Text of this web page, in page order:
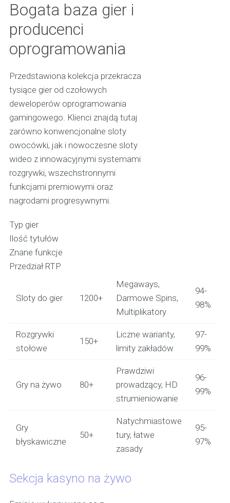
Bogata baza gier i
producenci
oprogramowania
Przedstawiona kolekcja przekracza
tysiące gier od czołowych
deweloperów oprogramowania
gamingowego. Klienci znajdą tutaj
zarówno konwencjonalne sloty
owocówki, jak i nowoczesne sloty
wideo z innowacyjnymi systemami
rozgrywki, wszechstronnymi
funkcjami premiowymi oraz
nagrodami progresywnymi.
Typ gier
Ilość tytułów
Znane funkcje
Przedział RTP
Sloty do gier 1200+
Megaways,
Darmowe Spins,
Multiplikatory
94-
98%
Rozgrywki
stołowe
150+
Liczne warianty,
limity zakładów
97-
99%
Gry na żywo 80+
Prawdziwi
prowadzący, HD
strumieniowanie
96-
99%
Gry
błyskawiczne
50+
Natychmiastowe
tury, łatwe
zasady
95-
97%
Sekcja kasyno na żywo